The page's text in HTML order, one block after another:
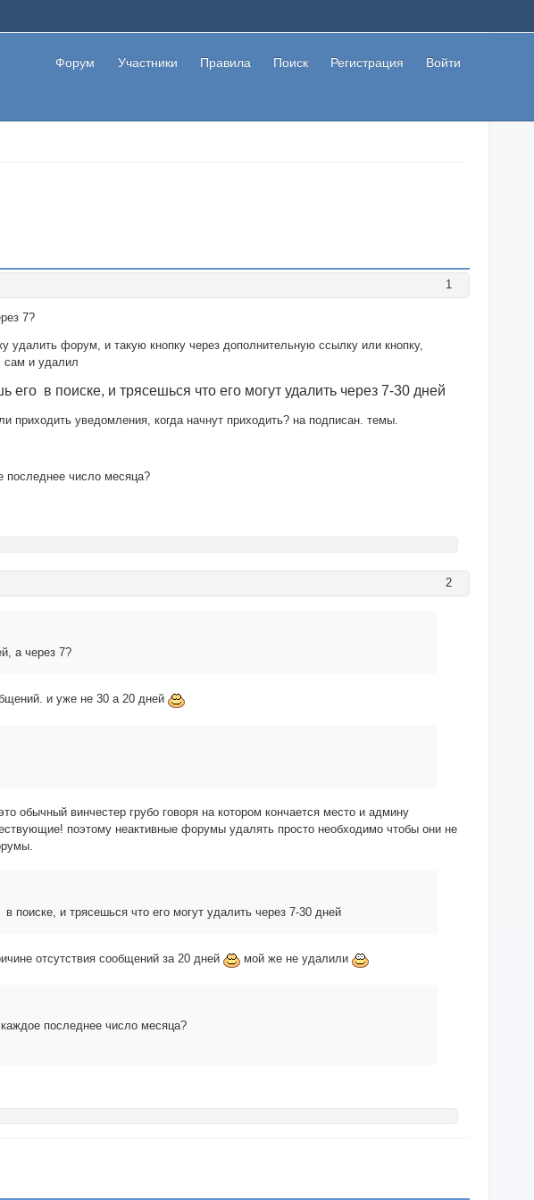
Форум Участники Правила Поиск Регистрация Войти
1
7?
форум, и такую кнопку через дополнительную ссылку или кнопку,
сам и удалил
в поиске, и трясешься что его могут удалить через 7-30 дней
уведомления, когда начнут приходить? на подписан. темы.
последнее число месяца?
2
а через 7?
и уже не 30 а 20 дней
обычный винчестер грубо говоря на котором кончается место и админу
поэтому неактивные форумы удалять просто необходимо чтобы они не
поиске, и трясешься что его могут удалить через 7-30 дней
отсутствия сообщений за 20 дней мой же не удалили
последнее число месяца?